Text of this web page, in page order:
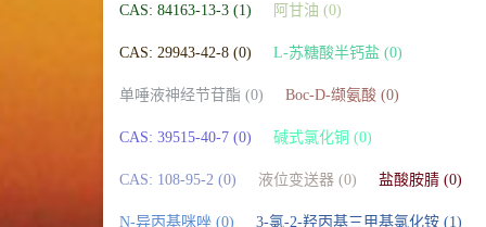
CAS: 84163-13-3 (1) 阿甘油 (0)
CAS: 29943-42-8 (0) L-苏糖酸半钙盐 (0)
单唾液神经节苷酯 (0) Boc-D-缬氨酸 (0)
CAS: 39515-40-7 (0) 碱式氯化铜 (0)
CAS: 108-95-2 (0) 液位变送器 (0) 盐酸胺腈 (0)
N-异丙基咪唑 (0) 3-氯-2-羟丙基三甲基氯化铵 (1)